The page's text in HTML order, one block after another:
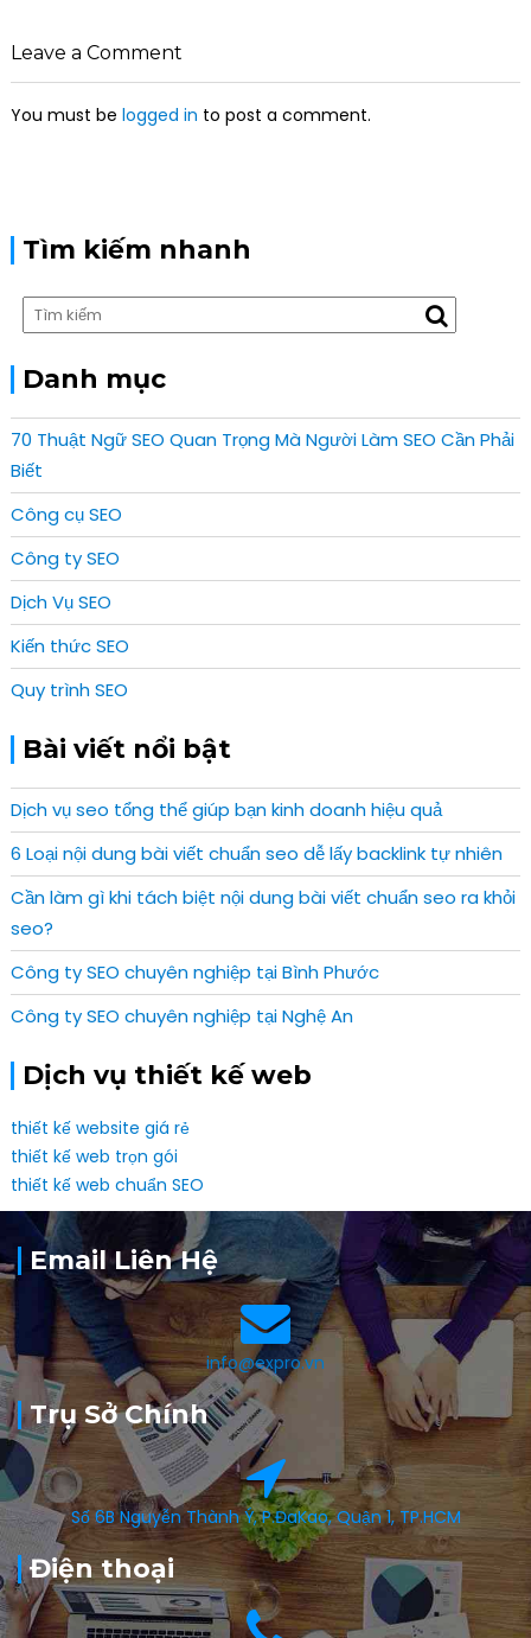
i
g
t
Leave a Comment
You must be logged in to post a comment.
Tìm kiếm nhanh
Danh mục
70 Thuật Ngữ SEO Quan Trọng Mà Người Làm SEO Cần Phải
Biết
Công cụ SEO
Công ty SEO
Dịch Vụ SEO
Kiến thức SEO
Quy trình SEO
Bài viết nổi bật
Dịch vụ seo tổng thể giúp bạn kinh doanh hiệu quả
6 Loại nội dung bài viết chuẩn seo dễ lấy backlink tự nhiên
Cần làm gì khi tách biệt nội dung bài viết chuẩn seo ra khỏi
seo?
Công ty SEO chuyên nghiệp tại Bình Phước
Công ty SEO chuyên nghiệp tại Nghệ An
Dịch vụ thiết kế web
thiết kế website giá rẻ
thiết kế web trọn gói
thiết kế web chuẩn SEO
Email Liên Hệ
info@expro.vn
Trụ Sở Chính
Số 6B Nguyễn Thành Ý, P.ĐaKao, Quận 1, TP.HCM
Điện thoại